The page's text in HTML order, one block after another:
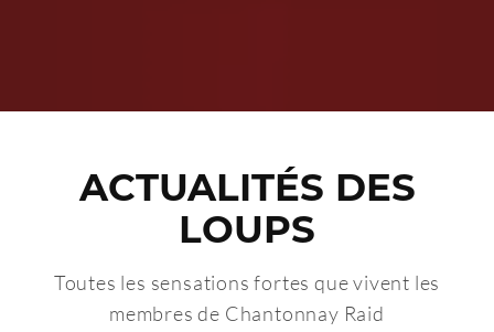
ACTUALITÉS DES
LOUPS
Toutes les sensations fortes que vivent les
membres de Chantonnay Raid